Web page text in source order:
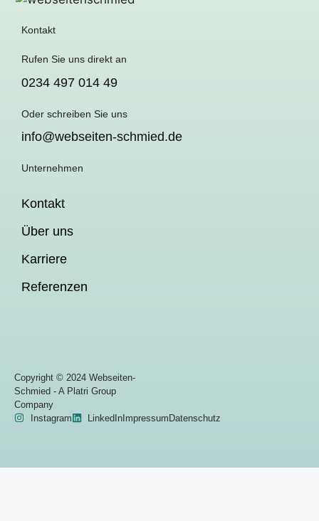
Kontakt
Rufen Sie uns direkt an
0234 497 014 49
Oder schreiben Sie uns
info@webseiten-schmied.de
Unternehmen
Kontakt
Über uns
Karriere
Referenzen
Copyright © 2024 Webseiten-
Schmied - A Platri Group
Company
Instagram
LinkedIn Impressum Datenschutz